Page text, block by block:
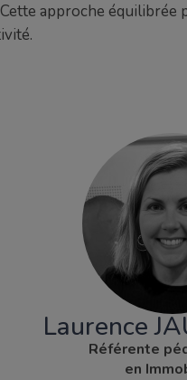
approche équilibrée
Laurence
Référente
en